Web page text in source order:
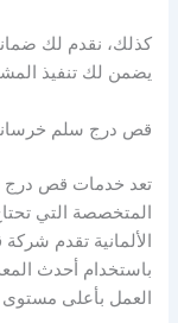
كذلك، نقدم لك
يضمن لك تنفيذ
قص درج سلم
تعد خدمات قص
المتخصصة التي
الألمانية تقدم
باستخدام أحدث
العمل بأعلى مستوى